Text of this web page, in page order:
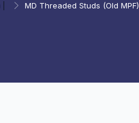
MD Threaded Studs (Old MPF)